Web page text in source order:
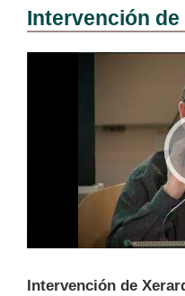
Intervención
Intervención de